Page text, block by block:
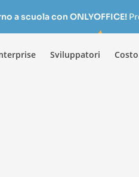
a scuola con ONLYOFFICE!
Sviluppatori Costo